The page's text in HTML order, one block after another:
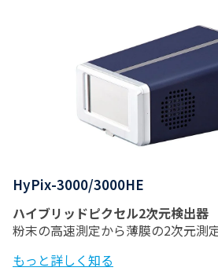
HyPix-3000/3000HE
ハイブリッドピクセル2次元検出器
粉末の高速測定から薄膜の2次元測
もっと詳しく知る